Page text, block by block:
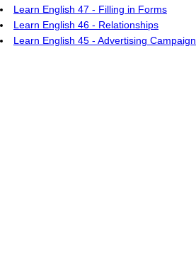
Learn English 47 - Filling in Forms
Learn English 46 - Relationships
Learn English 45 - Advertising Campaign